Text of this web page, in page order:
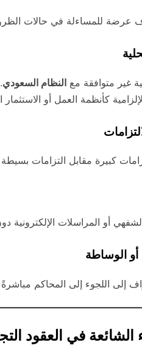
عرضة للمساءلة في حالات
غير متوافقة مع النظام السعودي.
كأنظمة العمل أو الاستثمار
كبيرة مقابل التزامات
الشفهي أو المراسلات
إلى اللجوء إلى المحاكم مباشرةً
الشائعة في العقود